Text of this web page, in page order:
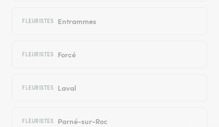
FLEURISTES Entrammes
FLEURISTES Forcé
FLEURISTES Laval
FLEURISTES Parné-sur-Roc